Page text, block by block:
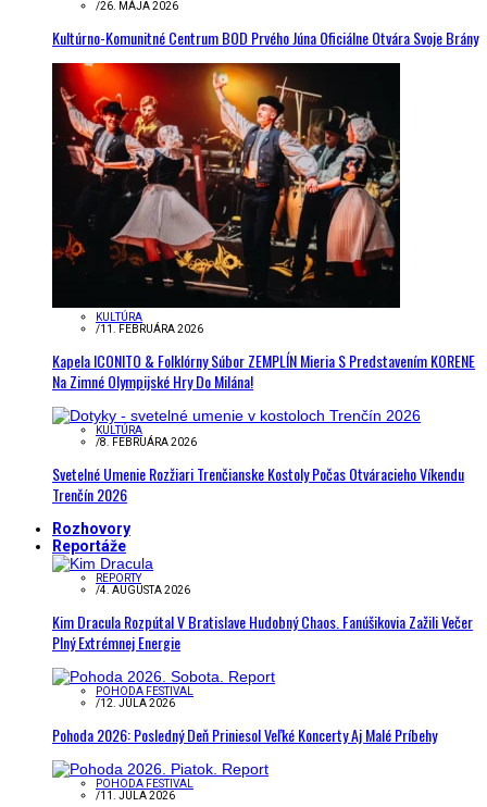
/26. MÁJA 2026
Kultúrno-Komunitné Centrum BOD Prvého Júna Oficiálne Otvára Svoje Brány
KULTÚRA
/11. FEBRUÁRA 2026
Kapela ICONITO & Folklórny Súbor ZEMPLÍN Mieria S Predstavením KORENE
Na Zimné Olympijské Hry Do Milána!
KULTÚRA
/8. FEBRUÁRA 2026
Svetelné Umenie Rozžiari Trenčianske Kostoly Počas Otváracieho Víkendu
Trenčín 2026
Rozhovory
Reportáže
REPORTY
/4. AUGUSTA 2026
Kim Dracula Rozpútal V Bratislave Hudobný Chaos. Fanúšikovia Zažili Večer
Plný Extrémnej Energie
POHODA FESTIVAL
/12. JÚLA 2026
Pohoda 2026: Posledný Deň Priniesol Veľké Koncerty Aj Malé Príbehy
POHODA FESTIVAL
/11. JÚLA 2026